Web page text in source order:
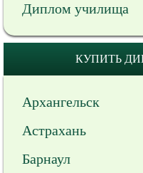
Диплом училища
КУПИТЬ
Архангельск
Астрахань
Барнаул